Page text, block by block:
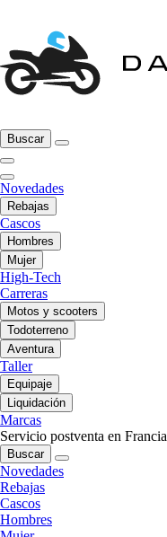
Buscar
Novedades
Rebajas
Cascos
Hombres
Mujer
High-Tech
Carreras
Motos y scooters
Todoterreno
Aventura
Taller
Equipaje
Liquidación
Marcas
Servicio postventa en Francia
Buscar
Novedades
Rebajas
Cascos
Hombres